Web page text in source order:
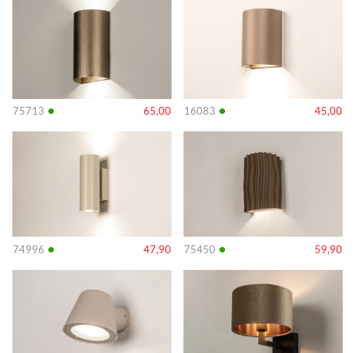
75713 • 65,00 16083 • 45,00
74996 • 47,90
Info
75450 • 59,90
Info
Info Info